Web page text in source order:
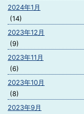
2024年1月
(14)
2023年12月
(9)
2023年11月
(6)
2023年10月
(8)
2023年9月